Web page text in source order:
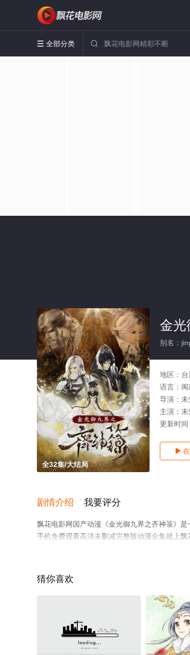
 全部分类 
全32集/大结局
金光
别名：
地区：
语言：
导演： 未
主演： 未
更新时间

剧情介绍 我要评分
飘花电影网国产动漫《金光御九界之齐神箓》
手机免费观看高清未删减完整版动漫全集就上
。
猜你喜欢